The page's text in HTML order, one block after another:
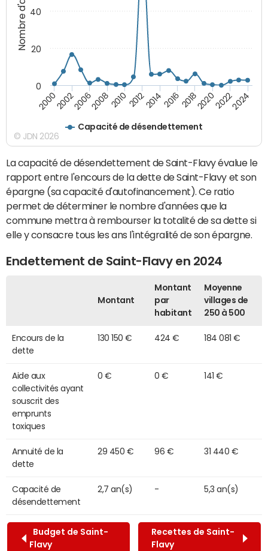
Capacité de désendettement
20002002200620082010 2012201420162018202020222024
0
20
40
© JDN 2026
La capacité de désendettement de Saint-Flavy évalue le
rapport entre l'encours de la dette de Saint-Flavy et son
épargne (sa capacité d'autofinancement). Ce ratio
permet de déterminer le nombre d'années que la
commune mettra à rembourser la totalité de sa dette si
elle y consacre tous les ans l'intégralité de son épargne.
Endettement de Saint-Flavy en 2024
Montant
Montant
par
habitant
Moyenne
villages de
250 à 500
Encours de la
dette
130 150 € 424 € 184 081 €
Aide aux
collectivités ayant
souscrit des
emprunts
toxiques
0 € 0 € 141 €
Annuité de la
dette
29 450 € 96 € 31 440 €
Capacité de
désendettement
2,7 an(s) - 5,3 an(s)
Budget de Saint-
Flavy
Recettes de Saint-
Flavy